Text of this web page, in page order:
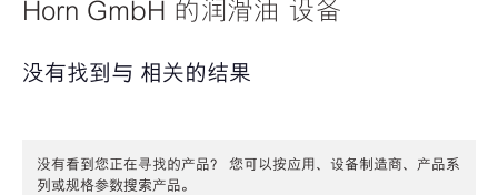
Horn GmbH 的润滑油 设备
没有找到与 相关的结果
没有看到您正在寻找的产品？ 您可以按应用、设备制造商、产品系
列或规格参数搜索产品。